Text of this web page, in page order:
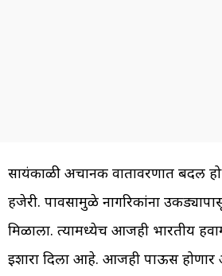
सायंकाळी अचानक वातावरणात बदल
हजेरी. पावसामुळे नागरिकांना
मिळाला. त्यामध्येच आजही भारतीय
इशारा दिला आहे. आजही पाऊस